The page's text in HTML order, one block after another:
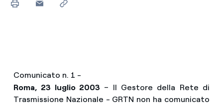
Comunicato n. 1 -
Roma, 23 luglio 2003 – Il Gestore della Rete di
Trasmissione Nazionale - GRTN non ha comunicato